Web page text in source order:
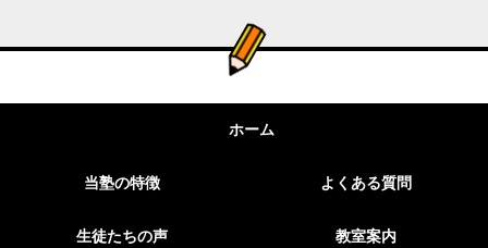
ホーム
当塾の特徴 よくある質問
生徒たちの声 教室案内